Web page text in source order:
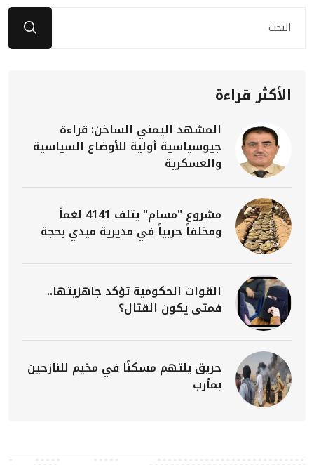
الأكثر قراءة
المشهد اليمني الساخن: قراءة
جيوسياسية أولية للأوضاع السياسية
والعسكرية
مشروع "مسام" يتلف 4141 لغماً
ومخلفاً حربياً في مديرية ميدي بحجة
القوات الحكومية تؤكد جاهزيتها..
فمتى يكون القتال؟
حريق يلتهم مسكنًا في مخيم للنازحين
بمأرب